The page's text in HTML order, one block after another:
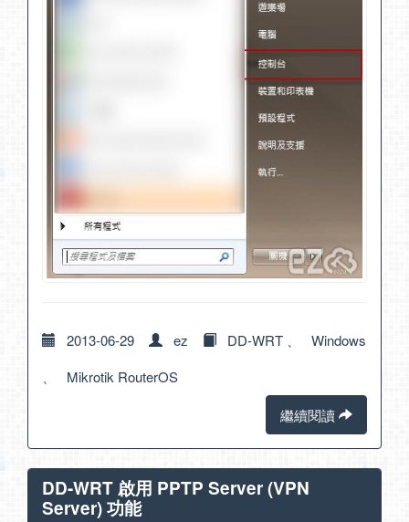
2013-06-29 ez DD-WRT 、 Windows
、 Mikrotik RouterOS
繼續閱讀
DD-WRT 啟用 PPTP Server (VPN
Server) 功能